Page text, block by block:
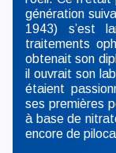
génération
1943) s’est
traitements
obtenait son
il ouvrait son
étaient
ses premières
à base de
encore de